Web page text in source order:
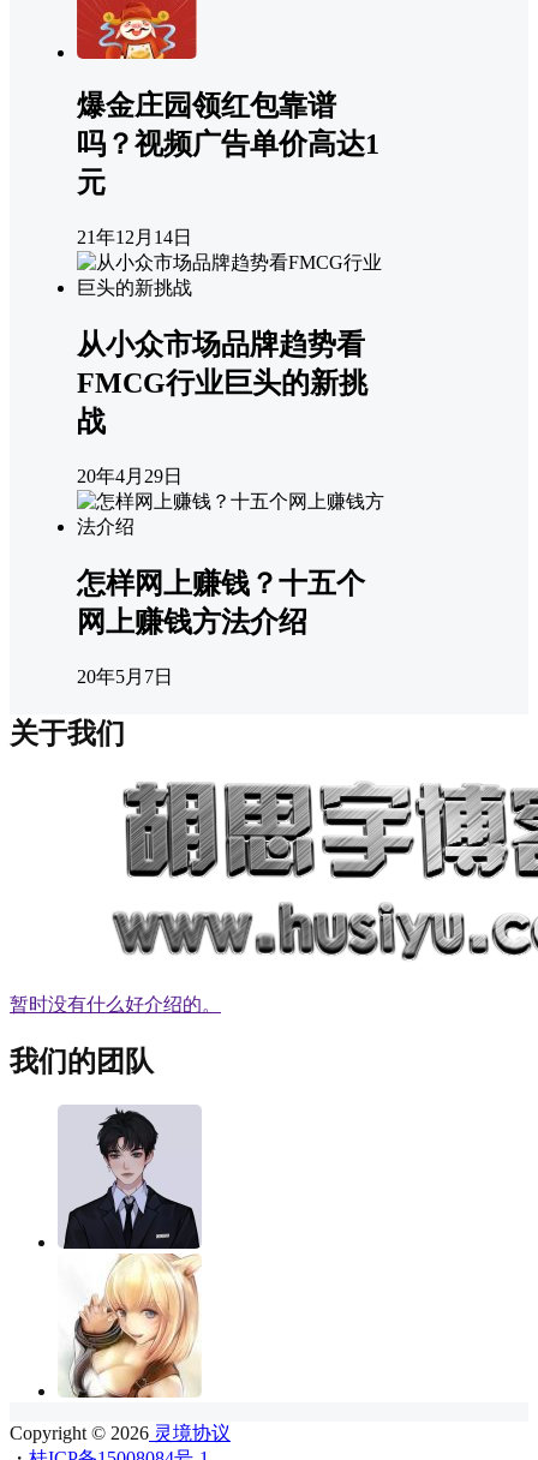
爆金庄园领红包靠谱
吗？视频广告单价高达1
元
21年12月14日
从小众市场品牌趋势看
FMCG行业巨头的新挑
战
20年4月29日
怎样网上赚钱？十五个
网上赚钱方法介绍
20年5月7日
关于我们
暂时没有什么好介绍的。
我们的团队
Copyright © 2026 灵境协议